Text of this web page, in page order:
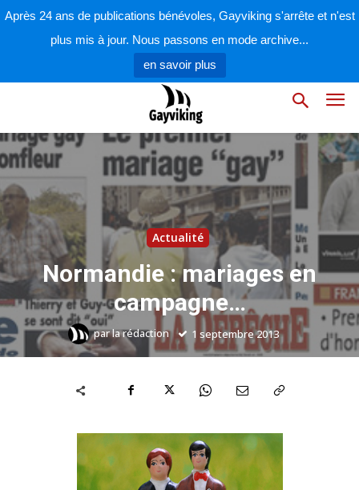
Après 24 ans de publications bénévoles, Gayviking s'arrête et n'est
plus mis à jour. Nous passons en mode archive...
en savoir plus
Actualité
Normandie : mariages en
campagne…
parla rédaction 1 septembre 2013